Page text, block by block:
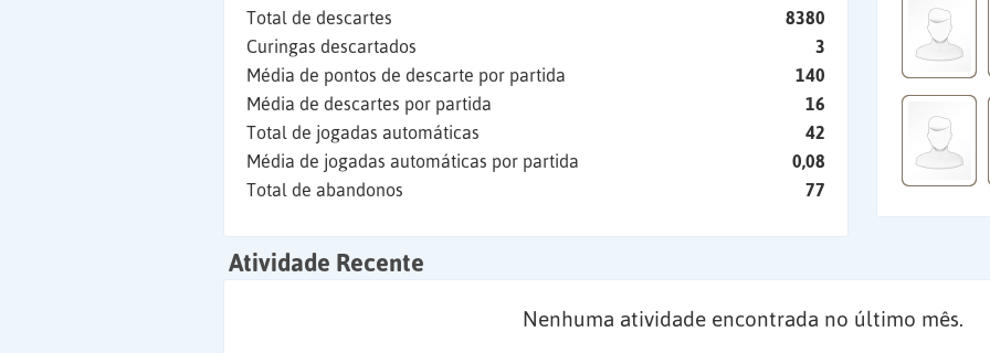
Total de descartes
8380
Curingas descartados
3
Média de pontos de descarte por partida
140
Média de descartes por partida
16
Total de jogadas automáticas
42
Média de jogadas automáticas por partida
0,08
Total de abandonos
77
Atividade Recente
Nenhuma atividade encontrada no último mês.